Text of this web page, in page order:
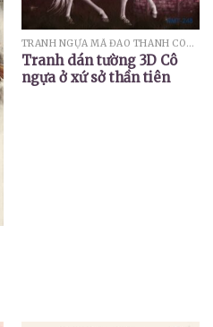
TRANH NGỰA MÃ ĐÁO THÀNH CÔNG
Tranh dán tường 3D Cô
ngựa ở xứ sở thần tiên